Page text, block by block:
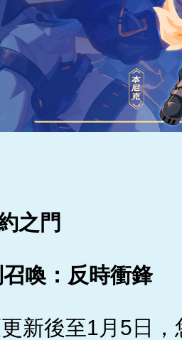
之門
喚：反時衝鋒
新後至1月5日